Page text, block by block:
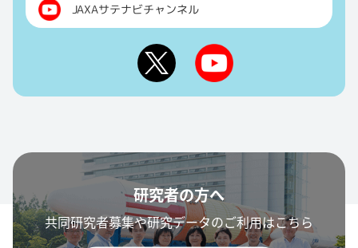
JAXAサテナビチャンネル
研究者の方へ
共同研究者募集や研究データのご利用はこちら